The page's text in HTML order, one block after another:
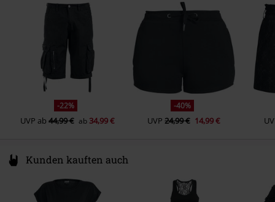
Shortlänge
Kurz
www.emp.de
-22%
UVP ab44,99 € ab34,99 €
-40%
UVP 24,99 € 14,99 €
Kunden kauften auch